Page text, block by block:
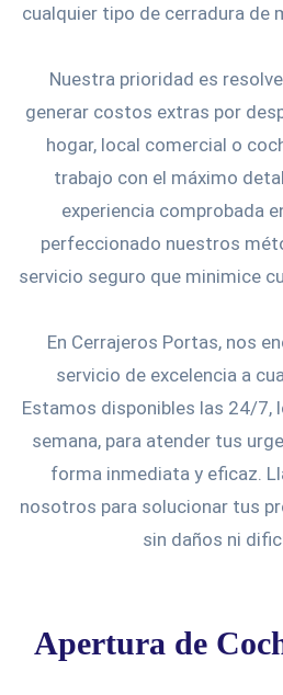
cualquier tipo de cerradura de
Nuestra prioridad es
generar costos extras por
hogar, local comercial o
trabajo con el máximo
experiencia comprobada
perfeccionado nuestros
servicio seguro que minimice
En Cerrajeros Portas, nos
servicio de excelencia a
Estamos disponibles las 24/7,
semana, para atender tus
forma inmediata y eficaz.
nosotros para solucionar tus
sin daños ni
Apertura de